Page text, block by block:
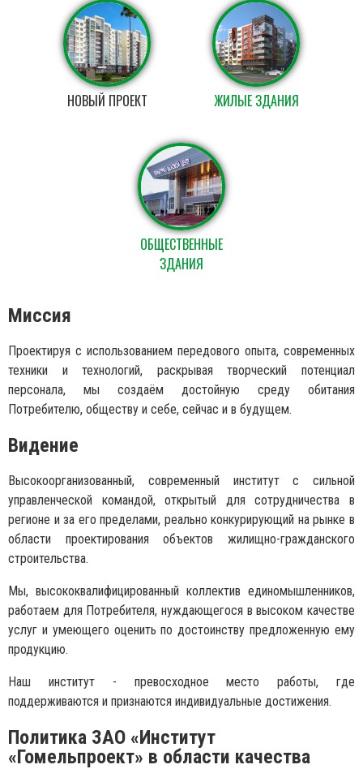
НОВЫЙ ПРОЕКТ ЖИЛЫЕ ЗДАНИЯ
ОБЩЕСТВЕННЫЕ
ЗДАНИЯ
Миссия
Проектируя с использованием передового опыта, современных
техники и технологий, раскрывая творческий потенциал
персонала, мы создаём достойную среду обитания
Потребителю, обществу и себе, сейчас и в будущем.
Видение
Высокоорганизованный, современный институт с сильной
управленческой командой, открытый для сотрудничества в
регионе и за его пределами, реально конкурирующий на рынке в
области проектирования объектов жилищно-гражданского
строительства.
Мы, высококвалифицированный коллектив единомышленников,
работаем для Потребителя, нуждающегося в высоком качестве
услуг и умеющего оценить по достоинству предложенную ему
продукцию.
Наш институт - превосходное место работы, где
поддерживаются и признаются индивидуальные достижения.
Политика ЗАО «Институт
«Гомельпроект» в области качества